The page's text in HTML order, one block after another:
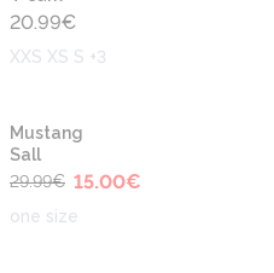
20.99€
XXS XS S +3
-50%
Mustang
Sall
29.99€ 15.00€
one size